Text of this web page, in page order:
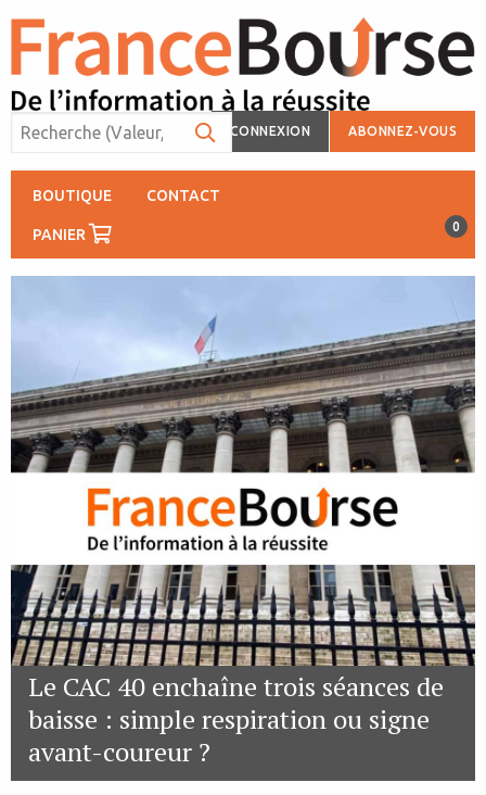
CONNEXION ABONNEZ-VOUS
BOUTIQUE CONTACT
PANIER 0
Le CAC 40 enchaîne trois séances de
baisse : simple respiration ou signe
avant-coureur ?